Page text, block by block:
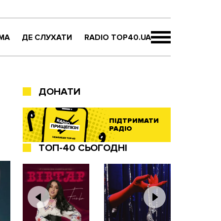
ДЕ СЛУХАТИ RADIO TOP40.UA
ДОНАТИ
ПІДТРИМАТИ
РАДІО
ТОП-40 СЬОГОДНІ